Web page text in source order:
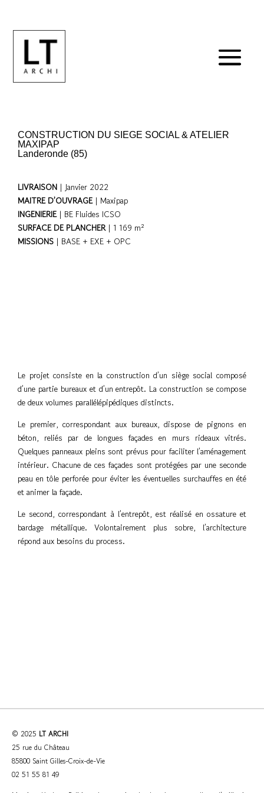
CONSTRUCTION DU SIEGE SOCIAL & ATELIER
MAXIPAP
Landeronde (85)
LIVRAISON | Janvier 2022
MAITRE D’OUVRAGE| Maxipap
INGENIERIE | BE Fluides ICSO
SURFACE DE PLANCHER| 1 169 m²
MISSIONS | BASE + EXE + OPC
Le projet consiste en la construction d’un siège social composé
d’une partie bureaux et d’un entrepôt. La construction se compose
de deux volumes parallélépipédiques distincts.
Le premier, correspondant aux bureaux, dispose de pignons en
béton, reliés par de longues façades en murs rideaux vitrés.
Quelques panneaux pleins sont prévus pour faciliter l’aménagement
intérieur. Chacune de ces façades sont protégées par une seconde
peau en tôle perforée pour éviter les éventuelles surchauffes en été
et animer la façade.
Le second, correspondant à l’entrepôt, est réalisé en ossature et
bardage métallique. Volontairement plus sobre, l’architecture
répond aux besoins du process.
© 2025 LT ARCHI
25 rue du Château
85800 Saint Gilles-Croix-de-Vie
02 51 55 81 49